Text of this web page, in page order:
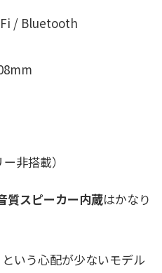
Fi / Bluetooth
非搭載）
質スピーカー内蔵はかなり
いう心配が少ないモデル